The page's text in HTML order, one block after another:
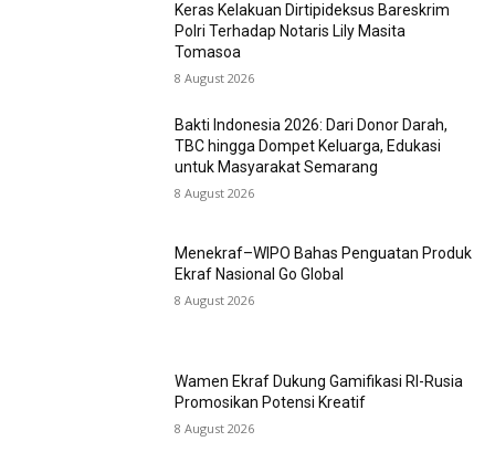
Keras Kelakuan Dirtipideksus Bareskrim
Polri Terhadap Notaris Lily Masita
Tomasoa
8 August 2026
Bakti Indonesia 2026: Dari Donor Darah,
TBC hingga Dompet Keluarga, Edukasi
untuk Masyarakat Semarang
8 August 2026
Menekraf–WIPO Bahas Penguatan Produk
Ekraf Nasional Go Global
8 August 2026
Wamen Ekraf Dukung Gamifikasi RI-Rusia
Promosikan Potensi Kreatif
8 August 2026